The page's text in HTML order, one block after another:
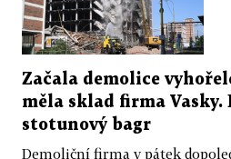
Začala demolice
měla sklad firma Vasky.
stotunový bagr
Demoliční firma v pátek